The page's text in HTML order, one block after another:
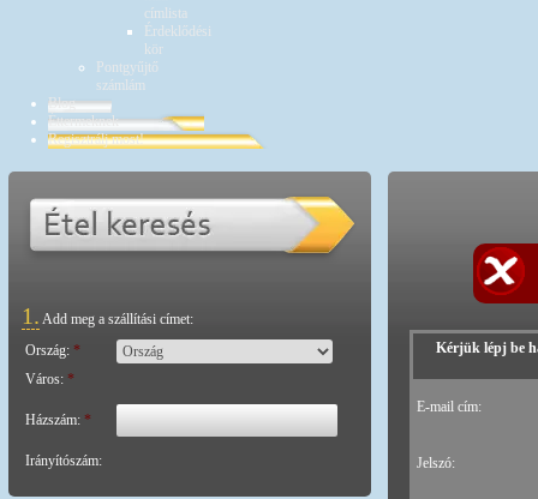
címlista
Érdeklődési
kör
Pontgyűjtő
számlám
Blog
Éttermeknek
Regisztrálj most!
1. Add meg a szállítási címet:
Ország: *
Város: *
Házszám: *
Irányítószám:
Kérjük lépj be
E-mail cím:
Jelszó: